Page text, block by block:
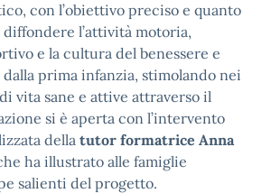
con l’obiettivo preciso e quanto
l’attività motoria,
e la cultura del benessere e
prima infanzia, stimolando nei
vita sane e attive attraverso il
si è aperta con l’intervento
della tutor formatrice Anna
ha illustrato alle famiglie
salienti del progetto.